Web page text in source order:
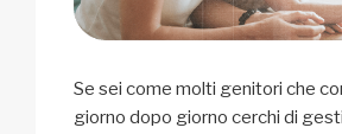
Se sei come molti genitori che
giorno dopo giorno cerchi di